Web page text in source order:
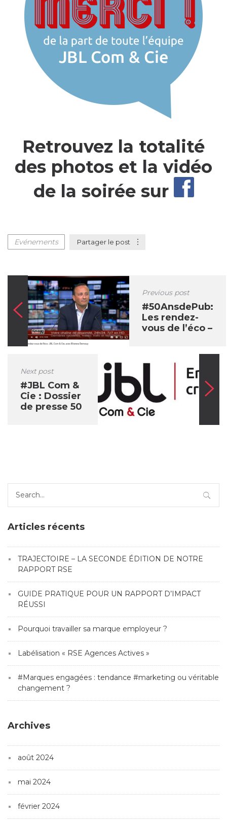
Retrouvez la totalité
des photos et la vidéo
de la soirée sur
Evénements Partager le post
Previous post
#50AnsdePub:
Les rendez-
vous de l’éco –
Next post
#JBL Com &
Cie : Dossier
de presse 50
for:
Articles récents
TRAJECTOIRE – LA SECONDE ÉDITION DE NOTRE
RAPPORT RSE
GUIDE PRATIQUE POUR UN RAPPORT D’IMPACT
RÉUSSI
Pourquoi travailler sa marque employeur ?
Labélisation « RSE Agences Actives »
#Marques engagées : tendance #marketing ou véritable
changement ?
Archives
août 2024
mai 2024
février 2024